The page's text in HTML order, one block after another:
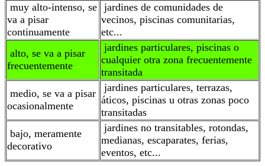
muy alto-intenso, se
va a pisar
continuamente
jardines de comunidades de
vecinos, piscinas comunitarias,
etc...
alto, se va a pisar
frecuentemente
jardines particulares, piscinas o
cualquier otra zona frecuentemente
transitada
medio, se va a pisar
ocasionalmente
jardines particulares, terrazas,
áticos, piscinas u otras zonas poco
transitadas
bajo, meramente
decorativo
jardines no transitables, rotondas,
medianas, escaparates, ferias,
eventos, etc...